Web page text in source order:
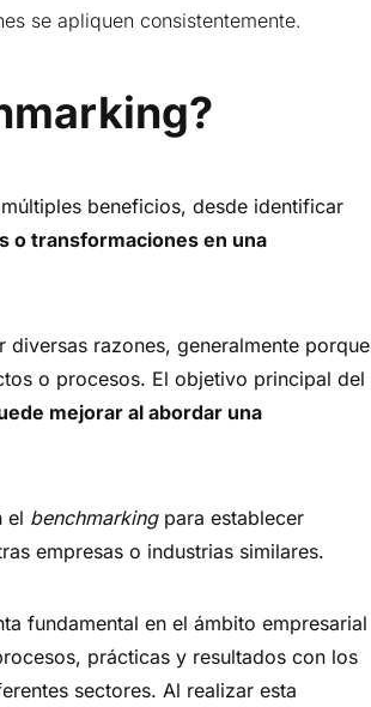
se apliquen consistentemente.
beneficios, desde identificar
o transformaciones en una
diversas razones, generalmente porque
o procesos. El objetivo principal del
mejorar al abordar una
el benchmarking para establecer
empresas o industrias similares.
fundamental en el ámbito empresarial
prácticas y resultados con los
sectores. Al realizar esta